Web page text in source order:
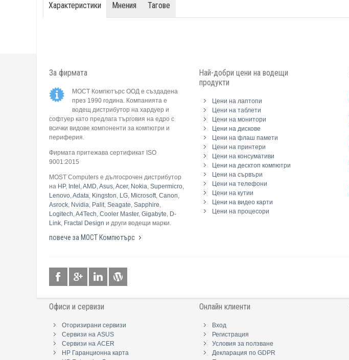
Характеристики Мнения Тагове
За фирмата
МОСТ Компютърс ООД е създадена
през 1990 година. Компанията е
водещ дистрибутор на хардуер и
софтуер като предлага търговия на едро с
всички видове компоненти за компютри и
периферия.
Фирмата притежава сертификат ISO
9001:2015
MOST Computers е дългосрочен дистрибутор
на HP, Intel ,AMD,Asus,Acer, Nokia, Supermicro,
Lenovo,Adata, Kingston, LG, Microsoft, Canon,
Asrock, Nvidia, Palit, Seagate, Sapphire,
Logitech,A4Tech, Cooler Master, Gigabyte, D-
Link, Fractal Design и други водещи марки.
повече за МОСТ Компютърс
Най-добри цени на водещи
продукти
Цени на лаптопи
Цени на таблети
Цени на монитори
Цени на дискове
Цени на флаш памети
Цени на принтери
Цени на консумативи
Цени на десктоп компютри
Цени на сървъри
Цени на телефони
Цени на кутии
Цени на видео карти
Цени на процесори
Офиси и сервизи
Оторизирани сервизи
Сервизи на ASUS
Сервизи на ACER
HP Гаранционна карта
Онлайн клиенти
Вход
Регистрация
Условия за ползване
Декларация по GDPR